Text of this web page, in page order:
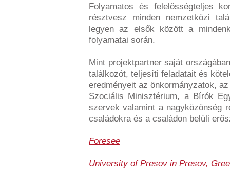
Folyamatos és felelősségteljes
résztvesz minden nemzetközi
legyen az elsők között a
folyamatai során.
Mint projektpartner saját
találkozót, teljesíti feladatait és
eredményeit az önkormányzatok,
Szociális Minisztérium, a Bírók
szervek valamint a nagyközönség
családokra és a családon belüli
Foresee
University of Presov in Presov,